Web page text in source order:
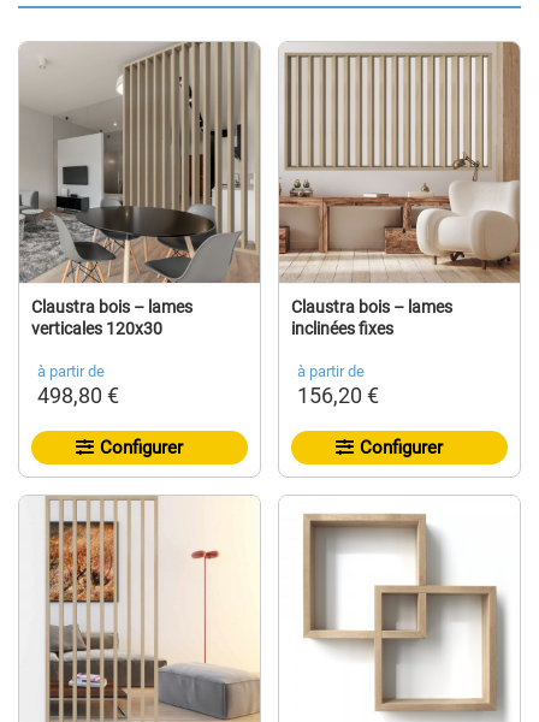
Claustra bois – lames
verticales 120x30
à partir de
498,80 €
Configurer
Claustra bois – lames
inclinées fixes
à partir de
156,20 €
Configurer